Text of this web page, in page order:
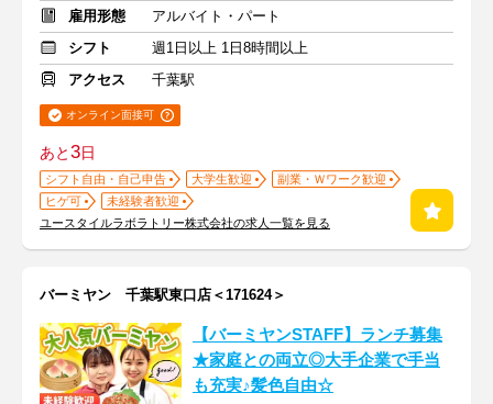
雇用形態
アルバイト・パート
シフト
週1日以上 1日8時間以上
アクセス
千葉駅
オンライン面接可
あと3日
シフト自由・自己申告 大学生歓迎
副業・Ｗワーク歓迎
ヒゲ可
未経験者歓迎
ユースタイルラボラトリー株式会社の求人一覧を見る
バーミヤン 千葉駅東口店＜171624＞
【バーミヤンSTAFF】ランチ募集
★家庭との両立◎大手企業で手当
も充実♪髪色自由☆